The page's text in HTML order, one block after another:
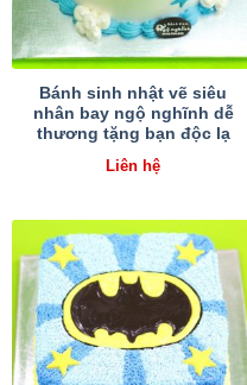
Bánh sinh nhật vẽ siêu
nhân bay ngộ nghĩnh dễ
thương tặng bạn độc lạ
Liên hệ